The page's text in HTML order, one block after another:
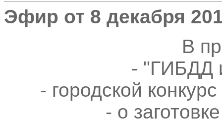
Эфир от 8 декабря
В
- "ГИБДД
- городской
- о